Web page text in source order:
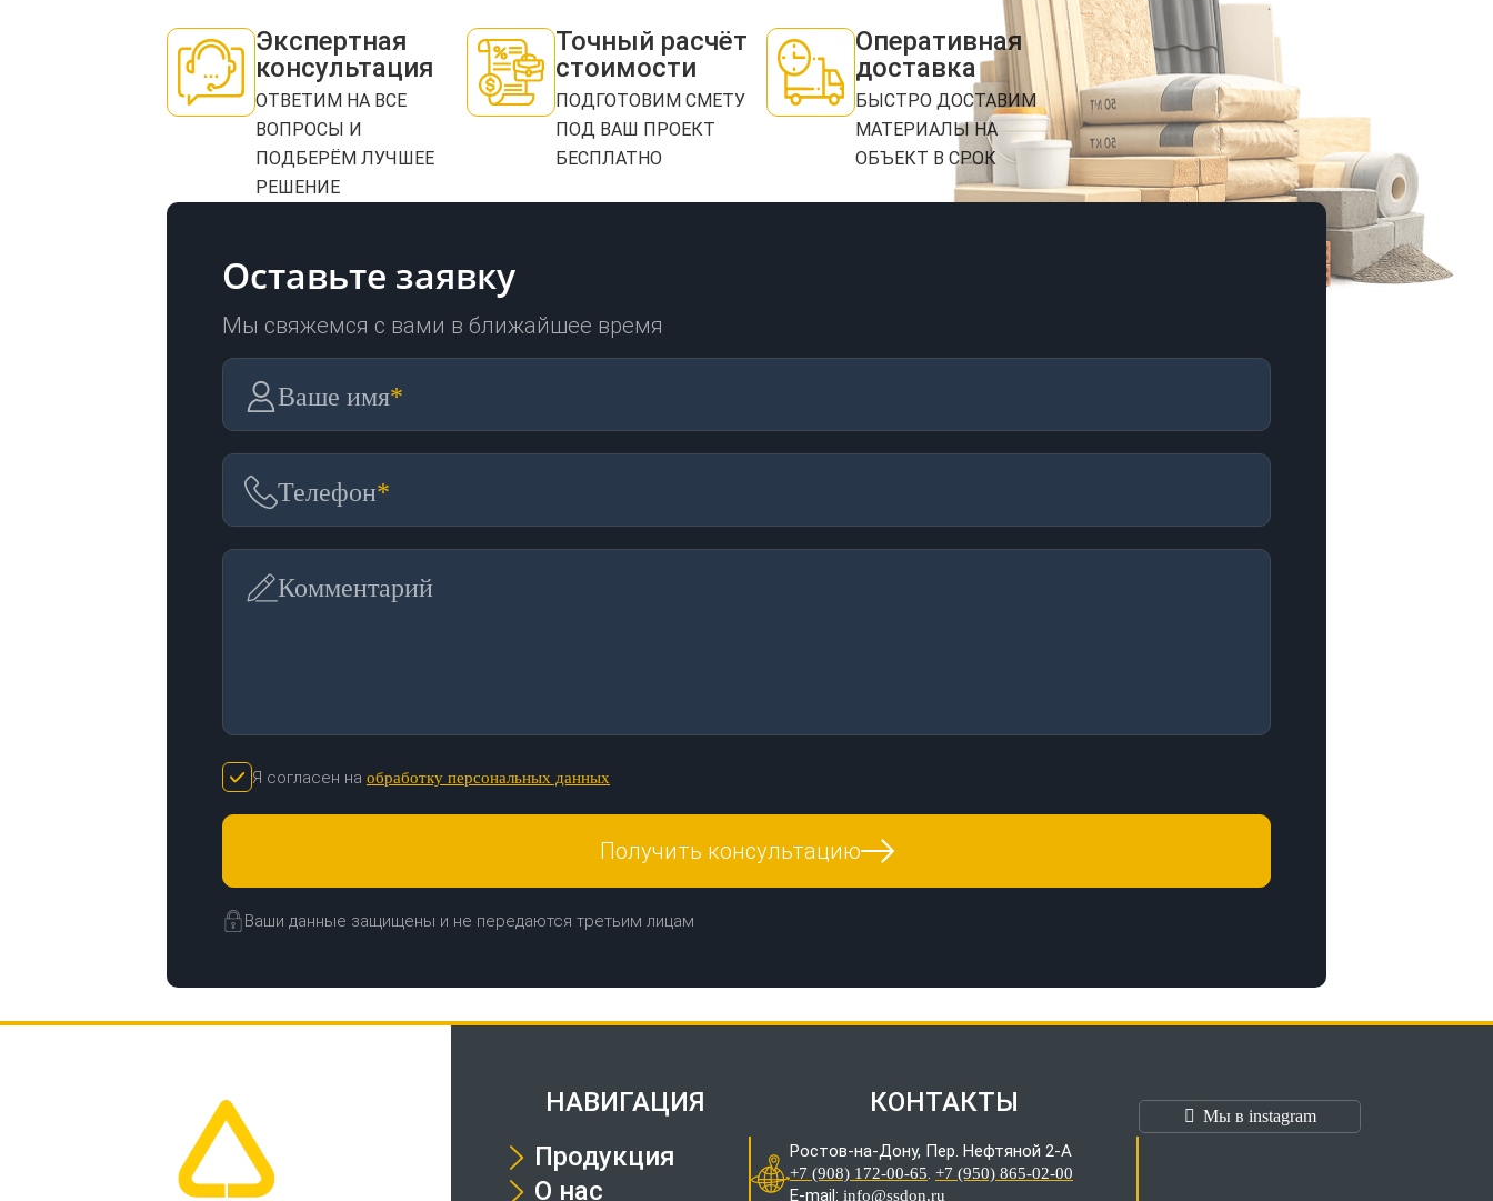
Экспертная
консультация
ОТВЕТИМ НА ВСЕ
ВОПРОСЫ И
ПОДБЕРЁМ ЛУЧШЕЕ
РЕШЕНИЕ
Точный расчёт
стоимости
ПОДГОТОВИМ СМЕТУ
ПОД ВАШ ПРОЕКТ
БЕСПЛАТНО
Оперативная
доставка
БЫСТРО ДОСТАВИМ
МАТЕРИАЛЫ НА
ОБЪЕКТ В СРОК
Оставьте заявку
Мы свяжемся с вами в ближайшее время
Ваше имя*
Телефон*
Комментарий
Я согласен на обработку персональных данных
Получить консультацию
Ваши данные защищены и не передаются третьим лицам
НАВИГАЦИЯ
Продукция
О нас
КОНТАКТЫ
Ростов-на-Дону, Пер. Нефтяной 2-А
+7 (908) 172-00-65. +7 (950) 865-02-00
E-mail: info@ssdon.ru
Мы в instagram